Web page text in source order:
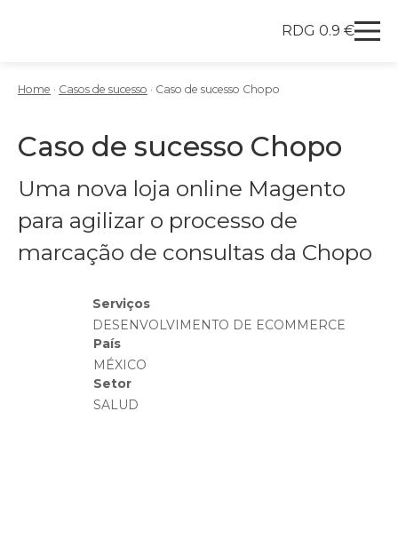
Skip to content
Redegal. Agencia de Marketing digital y desarrollo
RDG 0.9 €
Home · Casos de sucesso · Caso de sucesso Chopo
Caso de sucesso Chopo
Uma nova loja online Magento
para agilizar o processo de
marcação de consultas da Chopo
Serviços
DESENVOLVIMENTO DE ECOMMERCE
País
MÉXICO
Setor
SALUD